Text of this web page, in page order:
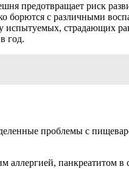
предотвращает риск
борются с различными
испытуемых, страдающих
год.
проблемы с
панкреатитом в